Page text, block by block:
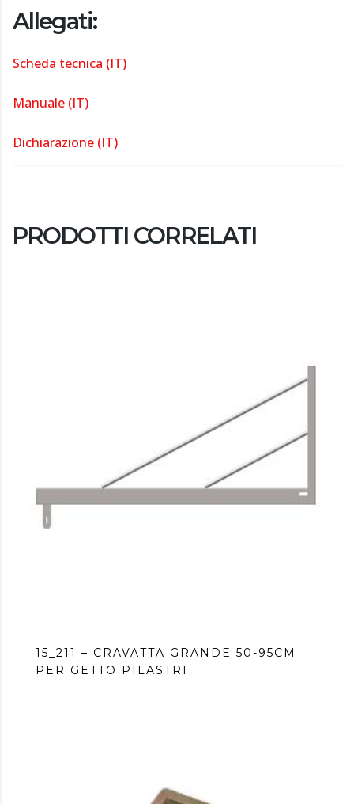
Allegati:
Scheda tecnica (IT)
Manuale (IT)
Dichiarazione (IT)
PRODOTTI CORRELATI
15_211 – CRAVATTA GRANDE 50-95CM
PER GETTO PILASTRI